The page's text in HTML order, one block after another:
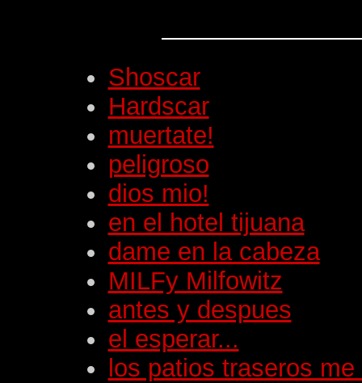
Shoscar
Hardscar
muertate!
peligroso
dios mio!
en el hotel tijuana
dame en la cabeza
MILFy Milfowitz
antes y despues
el esperar...
los patios traseros